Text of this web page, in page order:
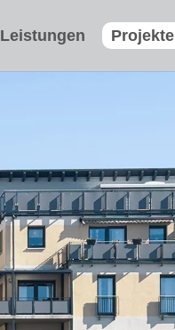
Leistungen Projekte